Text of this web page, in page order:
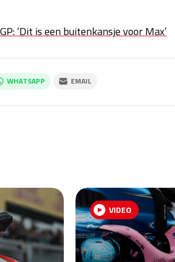
‘Dit is een buitenkansje voor Max’
WHATSAPP EMAIL
VIDEO